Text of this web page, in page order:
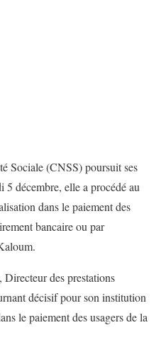
Sociale (CNSS) poursuit ses
décembre, elle a procédé au
dans le paiement des
bancaire ou par
des prestations
décisif pour son institution
le paiement des usagers de la